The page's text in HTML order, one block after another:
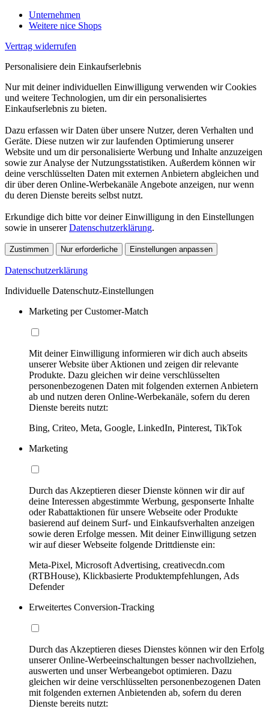
Unternehmen
Weitere nice Shops
Vertrag widerrufen
Personalisiere dein Einkaufserlebnis
Nur mit deiner individuellen Einwilligung verwenden wir Cookies
und weitere Technologien, um dir ein personalisiertes
Einkaufserlebnis zu bieten.
Dazu erfassen wir Daten über unsere Nutzer, deren Verhalten und
Geräte. Diese nutzen wir zur laufenden Optimierung unserer
Website und um dir personalisierte Werbung und Inhalte anzuzeigen
sowie zur Analyse der Nutzungsstatistiken. Außerdem können wir
deine verschlüsselten Daten mit externen Anbietern abgleichen und
dir über deren Online-Werbekanäle Angebote anzeigen, nur wenn
du deren Dienste bereits selbst nutzt.
Erkundige dich bitte vor deiner Einwilligung in den Einstellungen
sowie in unsererDatenschutzerklärung.
Zustimmen Nur erforderliche Einstellungen anpassen
Datenschutzerklärung
Individuelle Datenschutz-Einstellungen
Marketing per Customer-Match
Mit deiner Einwilligung informieren wir dich auch abseits
unserer Website über Aktionen und zeigen dir relevante
Produkte. Dazu gleichen wir deine verschlüsselten
personenbezogenen Daten mit folgenden externen Anbietern
ab und nutzen deren Online-Werbekanäle, sofern du deren
Dienste bereits nutzt:
Bing, Criteo, Meta, Google, LinkedIn, Pinterest, TikTok
Marketing
Durch das Akzeptieren dieser Dienste können wir dir auf
deine Interessen abgestimmte Werbung, gesponserte Inhalte
oder Rabattaktionen für unsere Webseite oder Produkte
basierend auf deinem Surf- und Einkaufsverhalten anzeigen
sowie deren Erfolge messen. Mit deiner Einwilligung setzen
wir auf dieser Webseite folgende Drittdienste ein:
Meta-Pixel, Microsoft Advertising, creativecdn.com
(RTBHouse), Klickbasierte Produktempfehlungen, Ads
Defender
Erweitertes Conversion-Tracking
Durch das Akzeptieren dieses Dienstes können wir den Erfolg
unserer Online-Werbeeinschaltungen besser nachvollziehen,
auswerten und unser Werbeangebot optimieren. Dazu
gleichen wir deine verschlüsselten personenbezogenen Daten
mit folgenden externen Anbietenden ab, sofern du deren
Dienste bereits nutzt: